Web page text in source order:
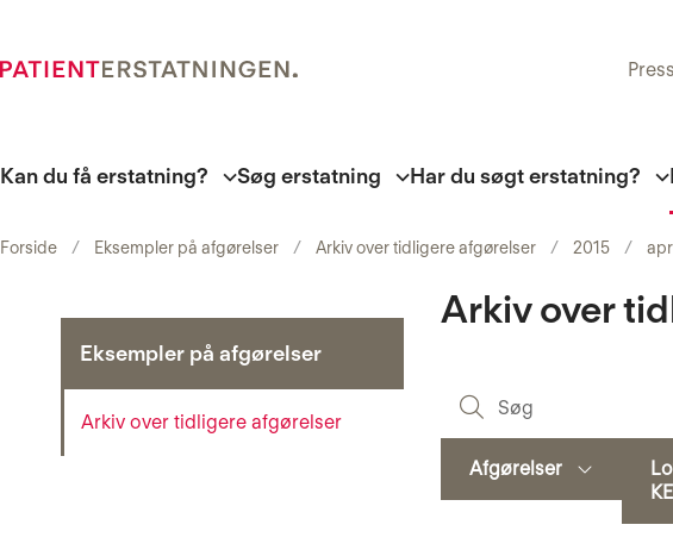
Kan du få erstatning? Søg erstatning Har du søgt erstatning?
Forside Eksempler på afgørelser Arkiv over tidligere afgørelser 2015 apr
Eksempler på afgørelser
Arkiv over tidligere afgørelser
Arkiv over
Afgørelser